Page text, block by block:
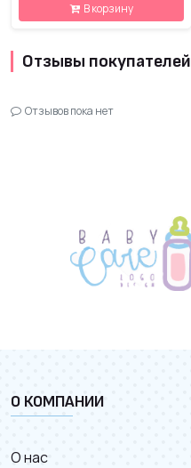
В корзину
Отзывы покупателей
Отзывов пока нет
О КОМПАНИИ
О нас